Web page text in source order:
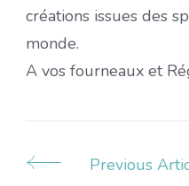
créations issues des
monde.
A vos fourneaux et
Post
Previous